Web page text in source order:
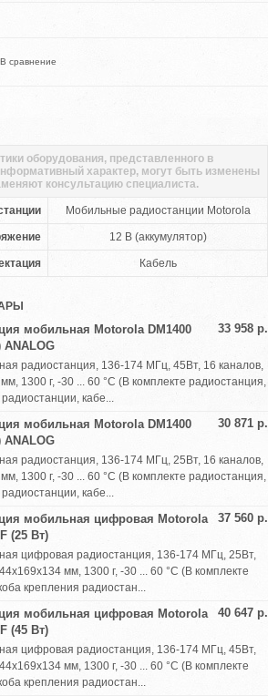
В сравнение
Мобильные радиостанции Motorola
12 В (аккумулятор)
Кабель
оборудования, представленного в
характер, могут быть изменены
консультацию специалиста.
33 958 р.
мобильная Motorola DM1400
ANALOG
радиостанция, 136-174 МГц, 45Вт, 16 каналов,
1300 г, -30 ... 60 °C (В комплекте радиостанция,
кабе...
30 871 р.
мобильная Motorola DM1400
ANALOG
радиостанция, 136-174 МГц, 25Вт, 16 каналов,
1300 г, -30 ... 60 °C (В комплекте радиостанция,
кабе...
37 560 р.
мобильная цифровая Motorola
(25 Вт)
цифровая радиостанция, 136-174 МГц, 25Вт,
мм, 1300 г, -30 ... 60 °C (В комплекте
крепления радиостан...
40 647 р.
мобильная цифровая Motorola
(45 Вт)
цифровая радиостанция, 136-174 МГц, 45Вт,
мм, 1300 г, -30 ... 60 °C (В комплекте
крепления радиостан...